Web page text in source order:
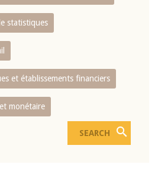
statistiques
et établissements financiers
monétaire